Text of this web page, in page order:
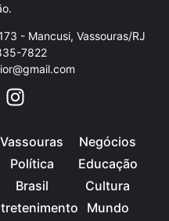
- Mancusi, Vassouras/RJ
7822
Vassouras
Política
Brasil
Negócios
Educação
Cultura
Mundo